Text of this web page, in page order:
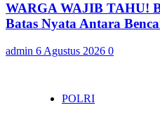
WARGA WAJIB TAHU!
Batas Nyata Antara
admin 6 Agustus 2026 0
POLRI